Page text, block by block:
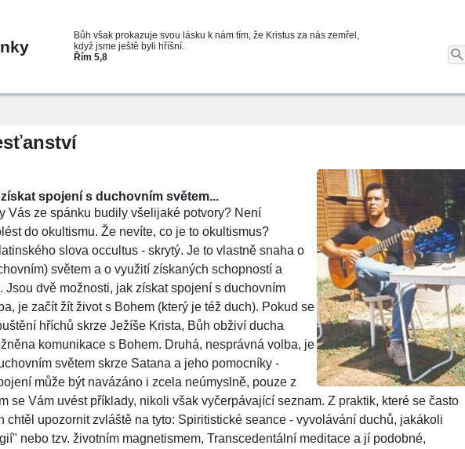
Bůh však prokazuje svou lásku k nám tím, že Kristus za nás zemřel,
když jsme ještě byli hříšní.
Řím 5,8
spojení s duchovním světem...
Vás ze spánku budily všelijaké potvory? Není
do okultismu. Že nevíte, co je to okultismus?
slova occultus - skrytý. Je to vlastně snaha o
světem a o využití získaných schopností a
Jsou dvě možnosti, jak získat spojení s duchovním
je začít žít život s Bohem (který je též duch). Pokud se
hříchů skrze Ježíše Krista, Bůh obživí ducha
komunikace s Bohem. Druhá, nesprávná volba, je
světem skrze Satana a jeho pomocníky -
může být navázáno i zcela neúmyslně, pouze z
se Vám uvést příklady, nikoli však vyčerpávající seznam. Z praktik, které se často
chtěl upozornit zvláště na tyto: Spiritistické seance - vyvolávání duchů, jakákoli
nebo tzv. životním magnetismem, Transcedentální meditace a jí podobné,